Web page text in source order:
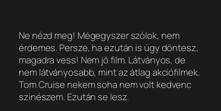
Ne nézd meg! Mégegyszer szólok, nem
érdemes. Persze, ha ezután is úgy döntesz,
magadra vess! Nem jó film. Látványos, de
nem látványosabb, mint az átlag akciófilmek.
Tom Cruise nekem soha nem volt kedvenc
szinészem. Ezután se lesz.